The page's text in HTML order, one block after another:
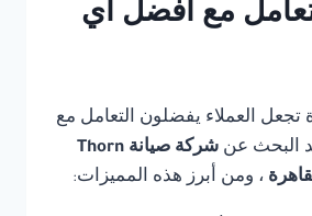
مع أفضل أي
تجعل العملاء يفضلون التعامل مع
البحث عن
شركة صيانة Thorn
، ومن أبرز هذه المميزات: